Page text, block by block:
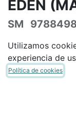
EDEN
SM
38,65€
Utilizamos
experiencia de
Política de cookies